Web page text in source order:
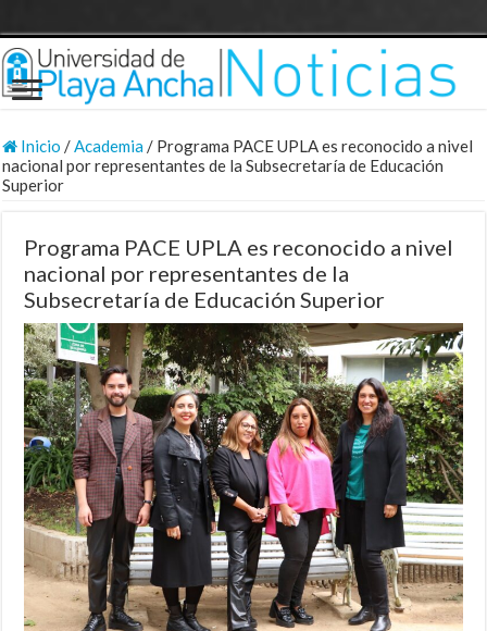
Inicio /Academia/ Programa PACE UPLA es reconocido a nivel
nacional por representantes de la Subsecretaría de Educación
Superior
Programa PACE UPLA es reconocido a nivel
nacional por representantes de la
Subsecretaría de Educación Superior